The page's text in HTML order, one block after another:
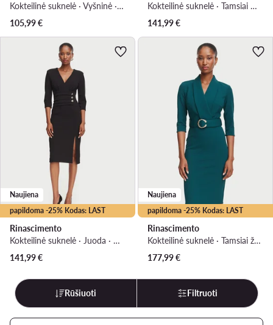
Kokteilinė suknelė · Vyšninė · Mini
105,99€
Kokteilinė suknelė · Tamsiai mėlyna · Midi
141,99€
papildoma -25% Kodas: LAST
Naujiena
Rinascimento
Kokteilinė suknelė · Juoda · Midi
141,99€
papildoma -25% Kodas: LAST
Naujiena
Rinascimento
Kokteilinė suknelė · Tamsiai žalia · Midi
177,99€
Rūšiuoti Filtruoti